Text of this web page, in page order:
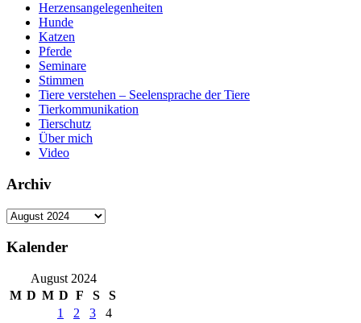
Herzensangelegenheiten
Hunde
Katzen
Pferde
Seminare
Stimmen
Tiere verstehen – Seelensprache der Tiere
Tierkommunikation
Tierschutz
Über mich
Video
Archiv
Archiv
Kalender
August 2024
M D M D F S
S
1
2 3
4